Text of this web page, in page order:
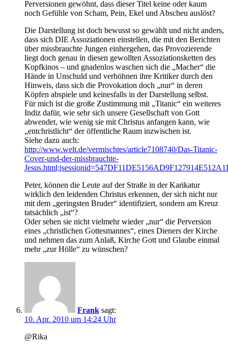
Perversionen gewöhnt, dass dieser Titel keine oder kaum
noch Gefühle von Scham, Pein, Ekel und Abscheu auslöst?
Die Darstellung ist doch bewusst so gewählt und nicht anders,
dass sich DIE Assoziationen einstellen, die mit den Berichten
über missbrauchte Jungen einhergehen, das Provozierende
liegt doch genau in diesen gewollten Assoziationsketten des
Kopfkinos – und gnadenlos waschen sich die „Macher“ die
Hände in Unschuld und verhöhnen ihre Kritiker durch den
Hinweis, dass sich die Provokation doch „nur“ in deren
Köpfen abspiele und keinesfalls in der Darstellung selbst.
Für mich ist die große Zustimmung mit „Titanic“ ein weiteres
Indiz dafür, wie sehr sich unsere Gesellschaft von Gott
abwendet, wie wenig sie mit Christus anfangen kann, wie
„entchristlicht“ der öffentliche Raum inzwischen ist.
Siehe dazu auch:
http://www.welt.de/vermischtes/article7108740/Das-Titanic-
Cover-und-der-missbrauchte-
Peter, können die Leute auf der Straße in der Karikatur
wirklich den leidenden Christus erkennen, der sich nicht nur
mit dem „geringsten Bruder“ identifiziert, sondern am Kreuz
tatsächlich „ist“?
Oder sehen sie nicht vielmehr wieder „nur“ die Perversion
eines „christlichen Gottesmannes“, eines Dieners der Kirche
und nehmen das zum Anlaß, Kirche Gott und Glaube einmal
mehr „zur Hölle“ zu wünschen?
Frank sagt:
10. Apr. 2010 um 14:24 Uhr
@Rika